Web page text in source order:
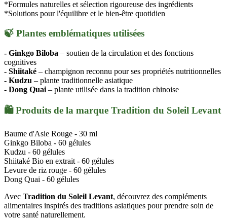
*Formules naturelles et sélection rigoureuse des ingrédients
*Solutions pour l'équilibre et le bien-être quotidien
🍃 Plantes emblématiques utilisées
- Ginkgo Biloba – soutien de la circulation et des fonctions
cognitives
- Shiitaké – champignon reconnu pour ses propriétés nutritionnelles
- Kudzu – plante traditionnelle asiatique
- Dong Quai – plante utilisée dans la tradition chinoise
🛍️ Produits de la marque Tradition du Soleil Levant
Baume d'Asie Rouge - 30 ml
Ginkgo Biloba - 60 gélules
Kudzu - 60 gélules
Shiitaké Bio en extrait - 60 gélules
Levure de riz rouge - 60 gélules
Dong Quai - 60 gélules
Avec Tradition du Soleil Levant, découvrez des compléments
alimentaires inspirés des traditions asiatiques pour prendre soin de
votre santé naturellement.